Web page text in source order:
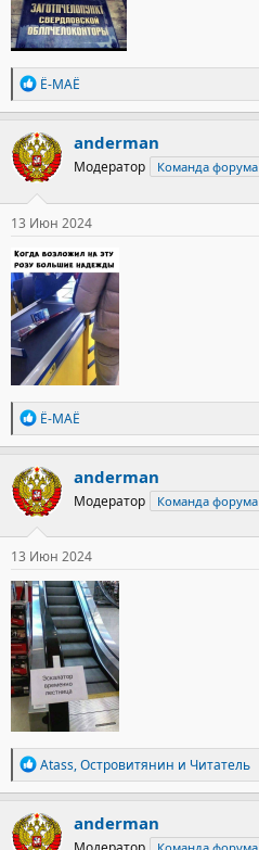
Р
е
а
к
ц
и
и
:
Ё-МАЁ
anderman
Модератор Команда форума
13 Июн 2024
Р
е
а
к
ц
и
и
:
Ё-МАЁ
anderman
Модератор Команда форума
13 Июн 2024
Р
е
а
к
ц
Atass,Островитянин и Читатель
anderman